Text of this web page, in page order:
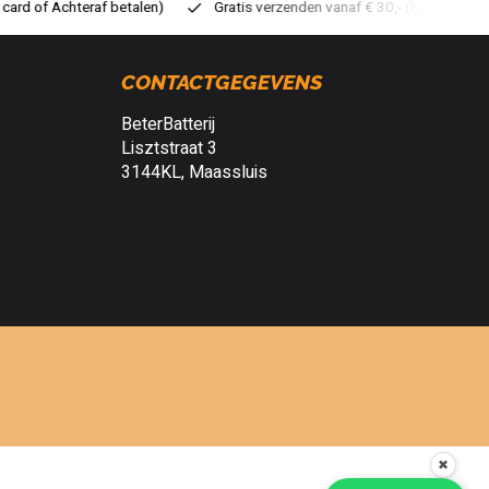
verzenden vanaf € 30,- (NL) Verzendkosten € 2,95 (NL)
CONTACTGEGEVENS
BeterBatterij
Lisztstraat 3
3144KL, Maassluis
✖